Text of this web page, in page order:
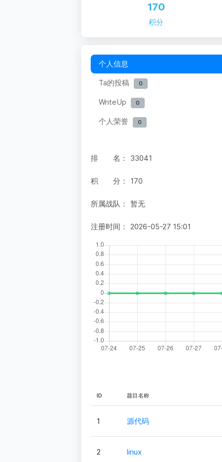
170
积分
个人信息
Ta的投稿
0
WriteUp 0
个人荣誉 0
排 名： 33041
积 分： 170
所属战队： 暂无
注册时间： 2026-05-27 15:01
ID 题目名称
1 源代码
2 linux